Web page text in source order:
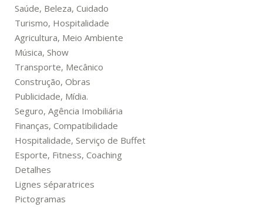
Saúde, Beleza, Cuidado
Turismo, Hospitalidade
Agricultura, Meio Ambiente
Música, Show
Transporte, Mecânico
Construção, Obras
Publicidade, Mídia.
Seguro, Agência Imobiliária
Finanças, Compatibilidade
Hospitalidade, Serviço de Buffet
Esporte, Fitness, Coaching
Detalhes
Lignes séparatrices
Pictogramas